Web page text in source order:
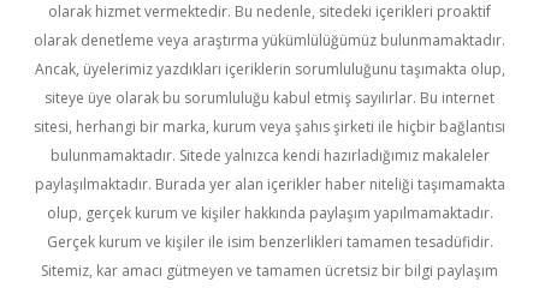
olarak hizmet vermektedir. Bu nedenle, sitedeki içerikleri proaktif
olarak denetleme veya araştırma yükümlülüğümüz bulunmamaktadır.
Ancak, üyelerimiz yazdıkları içeriklerin sorumluluğunu taşımakta olup,
siteye üye olarak bu sorumluluğu kabul etmiş sayılırlar. Bu internet
sitesi, herhangi bir marka, kurum veya şahıs şirketi ile hiçbir bağlantısı
bulunmamaktadır. Sitede yalnızca kendi hazırladığımız makaleler
paylaşılmaktadır. Burada yer alan içerikler haber niteliği taşımamakta
olup, gerçek kurum ve kişiler hakkında paylaşım yapılmamaktadır.
Gerçek kurum ve kişiler ile isim benzerlikleri tamamen tesadüfidir.
Sitemiz, kar amacı gütmeyen ve tamamen ücretsiz bir bilgi paylaşım